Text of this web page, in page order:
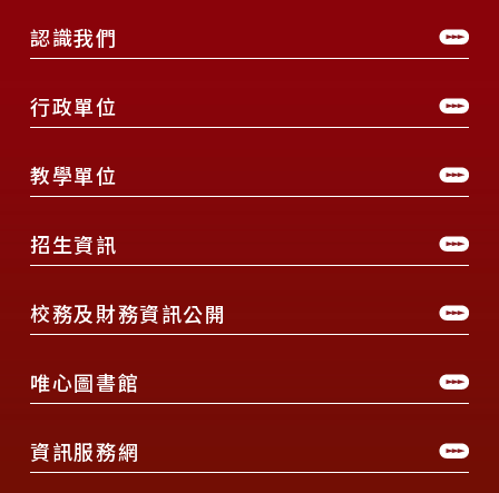
認識我們
行政單位
教學單位
招生資訊
校務及財務資訊公開
唯心圖書館
資訊服務網